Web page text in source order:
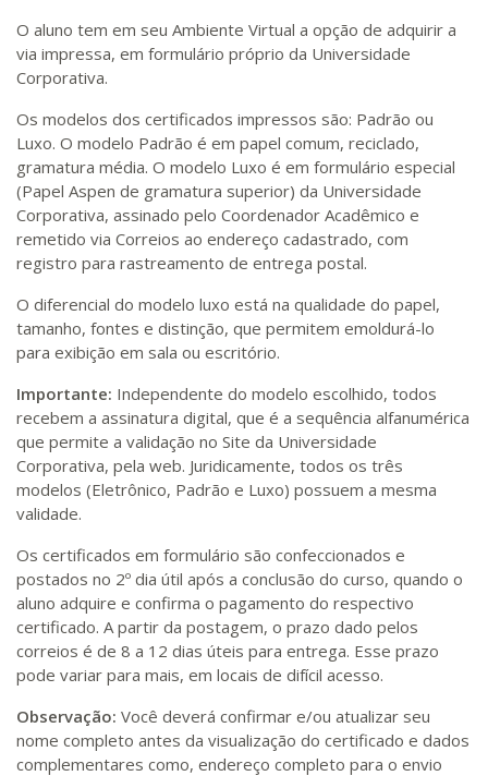
O aluno tem em seu Ambiente Virtual a opção de adquirir a
via impressa, em formulário próprio da Universidade
Corporativa.
Os modelos dos certificados impressos são: Padrão ou
Luxo. O modelo Padrão é em papel comum, reciclado,
gramatura média. O modelo Luxo é em formulário especial
(Papel Aspen de gramatura superior) da Universidade
Corporativa, assinado pelo Coordenador Acadêmico e
remetido via Correios ao endereço cadastrado, com
registro para rastreamento de entrega postal.
O diferencial do modelo luxo está na qualidade do papel,
tamanho, fontes e distinção, que permitem emoldurá-lo
para exibição em sala ou escritório.
Importante: Independente do modelo escolhido, todos
recebem a assinatura digital, que é a sequência alfanumérica
que permite a validação no Site da Universidade
Corporativa, pela web. Juridicamente, todos os três
modelos (Eletrônico, Padrão e Luxo) possuem a mesma
validade.
Os certificados em formulário são confeccionados e
postados no 2º dia útil após a conclusão do curso, quando o
aluno adquire e confirma o pagamento do respectivo
certificado. A partir da postagem, o prazo dado pelos
correios é de 8 a 12 dias úteis para entrega. Esse prazo
pode variar para mais, em locais de difícil acesso.
Observação: Você deverá confirmar e/ou atualizar seu
nome completo antes da visualização do certificado e dados
complementares como, endereço completo para o envio